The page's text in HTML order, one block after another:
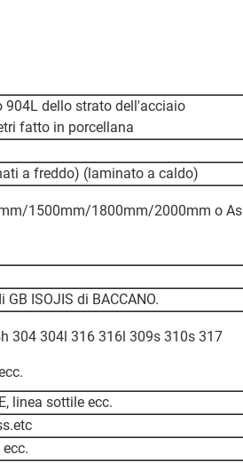
904L dello strato dell'acciaio
fatto in porcellana
a freddo) (laminato a caldo)
1500mm/1800mm/2000mm o As
GB ISOJIS di BACCANO.
304 304l 316 316l 309s 310s 317
linea sottile ecc.
ecc.